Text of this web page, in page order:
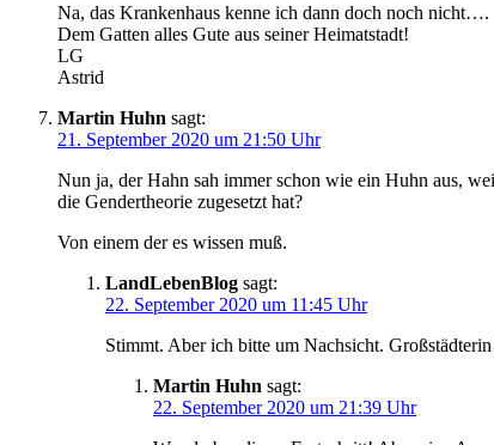
Na, das Krankenhaus kenne ich dann doch noch nicht….
Dem Gatten alles Gute aus seiner Heimatstadt!
LG
Astrid
Martin Huhn sagt:
21. September 2020 um 21:50 Uhr
Nun ja, der Hahn sah immer schon wie ein Huhn aus,
die Gendertheorie zugesetzt hat?
Von einem der es wissen muß.
LandLebenBlog sagt:
22. September 2020 um 11:45 Uhr
Stimmt. Aber ich bitte um Nachsicht.
Martin Huhn sagt:
22. September 2020 um 21:39 Uhr